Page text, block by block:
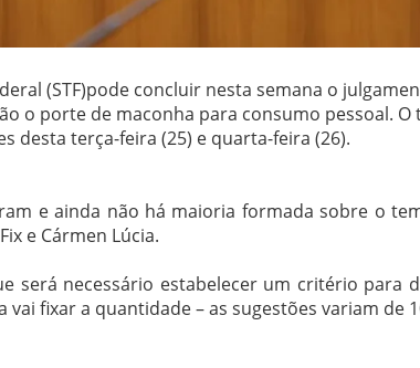
(STF)pode concluir nesta semana o
o porte de maconha para consumo pessoal. O
desta terça-feira (25) e quarta-feira (26).
e ainda não há maioria formada sobre o
e Cármen Lúcia.
será necessário estabelecer um critério para
vai fixar a quantidade – as sugestões variam de